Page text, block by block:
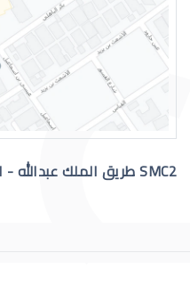
التهاب
SMC2 طريق الملك عبدالله - الرياض